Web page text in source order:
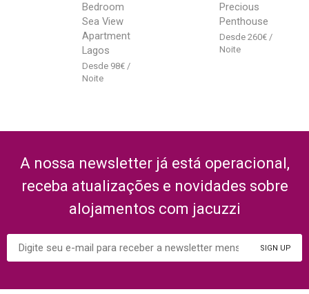
Bedroom
Sea View
Apartment
Lagos
98€
Precious
Penthouse
260€
A nossa newsletter já está operacional,
receba atualizações e novidades sobre
alojamentos com jacuzzi